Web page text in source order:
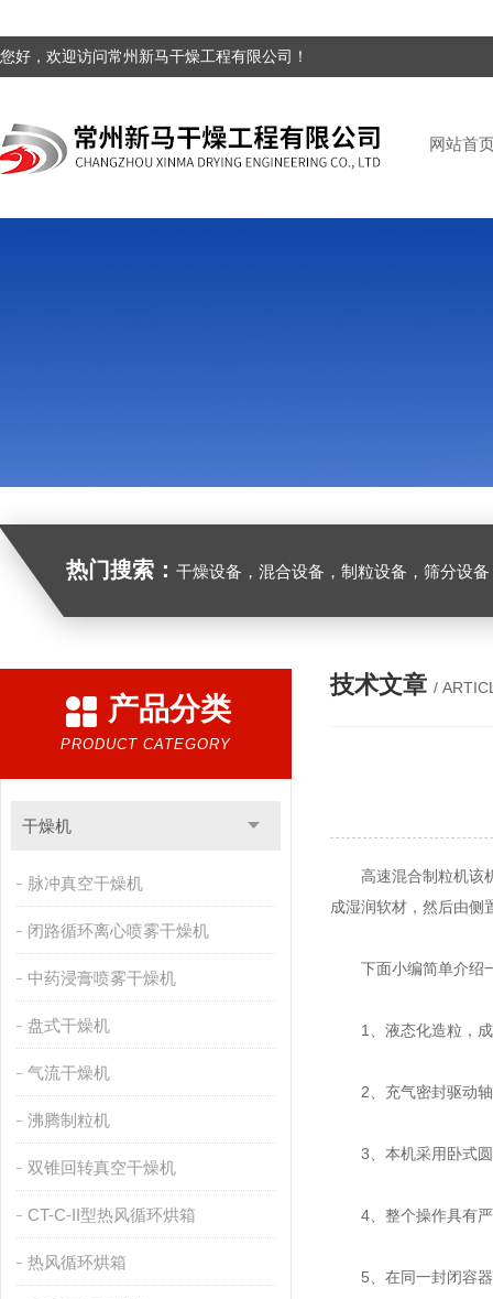
您好，欢迎访问常州新马干燥工程有限公司！
网站首
热门搜索： 干燥设备，混合设备，制粒设备，筛分设
产品分类
PRODUCT CATEGORY
干燥机
脉冲真空干燥机
闭路循环离心喷雾干燥机
中药浸膏喷雾干燥机
盘式干燥机
气流干燥机
沸腾制粒机
双锥回转真空干燥机
CT-C-II型热风循环烘箱
热风循环烘箱
技术文章 /
高速混合制粒机该机
成湿润软材，然后由侧
下面小编简单介绍一
1、液态化造粒，成
2、充气密封驱动轴
3、本机采用卧式圆
4、整个操作具有严
5、在同一封闭容器